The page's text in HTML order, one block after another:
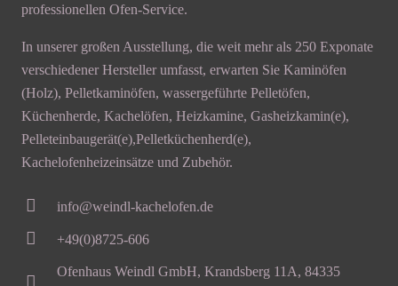
professionellen Ofen-Service.
In unserer großen Ausstellung, die weit mehr als 250 Exponate
verschiedener Hersteller umfasst, erwarten Sie Kaminöfen
(Holz), Pelletkaminöfen, wassergeführte Pelletöfen,
Küchenherde, Kachelöfen, Heizkamine, Gasheizkamin(e),
Pelleteinbaugerät(e),Pelletküchenherd(e),
Kachelofenheizeinsätze und Zubehör.
info@weindl-kachelofen.de
+49(0)8725-606
Ofenhaus Weindl GmbH, Krandsberg 11A, 84335